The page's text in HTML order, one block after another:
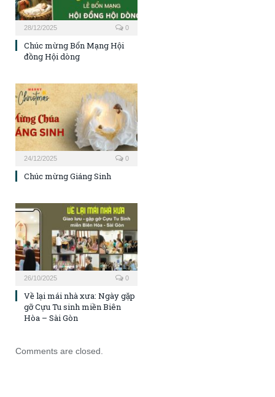
28/12/2025 0
Chúc mừng Bổn Mạng Hội
đồng Hội dòng
24/12/2025 0
Chúc mừng Giáng Sinh
26/10/2025 0
Về lại mái nhà xưa: Ngày gặp
gỡ Cựu Tu sinh miền Biên
Hòa – Sài Gòn
Comments are closed.